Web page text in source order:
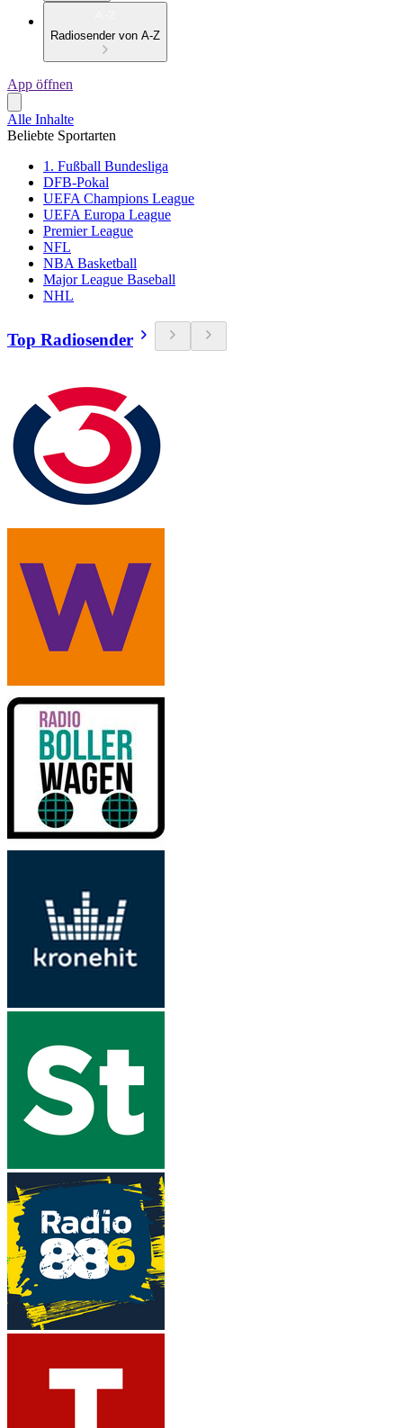
Radiosender von A-Z
App öffnen
Alle Inhalte
Beliebte Sportarten
1. Fußball Bundesliga
DFB-Pokal
UEFA Champions League
UEFA Europa League
Premier League
NFL
NBA Basketball
Major League Baseball
NHL
Top Radiosender